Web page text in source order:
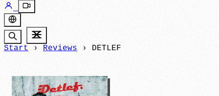
Start › Reviews › DETLEF